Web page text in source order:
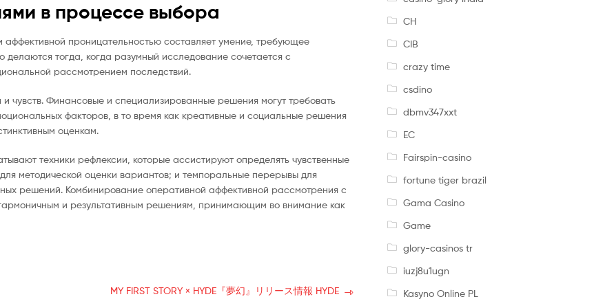
в процессе выбора
проницательностью составляет умение, требующее
тогда, когда разумный исследование сочетается с
рассмотрением последствий.
чувств. Финансовые и специализированные решения могут требовать
факторов, в то время как креативные и социальные решения
оценкам.
техники рефлексии, которые ассистируют определять чувственные
методической оценки вариантов; и темпоральные перерывы для
решений. Комбинирование оперативной аффективной рассмотрения с
и результативным решениям, принимающим во внимание как
MY FIRST STORY × HYDE『夢幻』リリース情報 HYDE
CH
CIB
crazy time
csdino
dbmv347xxt
EC
Fairspin-casino
fortune tiger brazil
Gama Casino
Game
glory-casinos tr
iuzj8u1ugn
Kasyno Online PL